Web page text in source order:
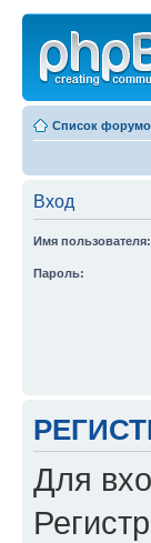
Список
Вход
Имя пользователя:
Пароль:
Для